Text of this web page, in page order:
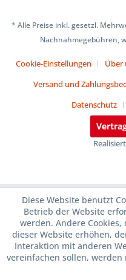
* Alle Preise inkl. gesetzl.
Nachnahmegebühren,
Cookie-Einstellungen Über
Versand und
Datenschutz
Diese Website benutzt
Betrieb der Website
werden. Andere
dieser Website erhöhen,
Interaktion mit anderen
vereinfachen sollen,